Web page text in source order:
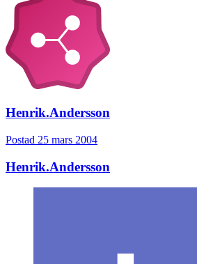
Henrik.Andersson
Postad 25 mars 2004
Henrik.Andersson